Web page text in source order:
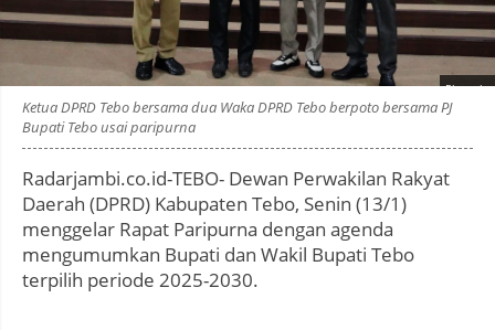
Photo by
:
Ketua DPRD Tebo bersama dua Waka DPRD Tebo berpoto bersama PJ
Bupati Tebo usai paripurna
Radarjambi.co.id-TEBO- Dewan Perwakilan Rakyat
Daerah (DPRD) Kabupaten Tebo, Senin (13/1)
menggelar Rapat Paripurna dengan agenda
mengumumkan Bupati dan Wakil Bupati Tebo
terpilih periode 2025-2030.